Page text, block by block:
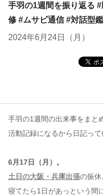
手羽の1週間を振り返る
修 #ムサビ通信 #対話型
2024年6月24日（月）
手羽の1週間の出来事をまと
活動記録になるから日記って
6月17日（月）。
土日の大阪・兵庫出張の振休
寝てたら1日があっという間
コンテンツ
このサイトについて
お問い合わせ